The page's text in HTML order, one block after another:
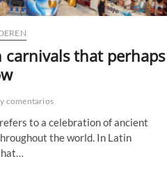
carnivals that perhaps
comentarios
to a celebration of ancient
the world. In Latin